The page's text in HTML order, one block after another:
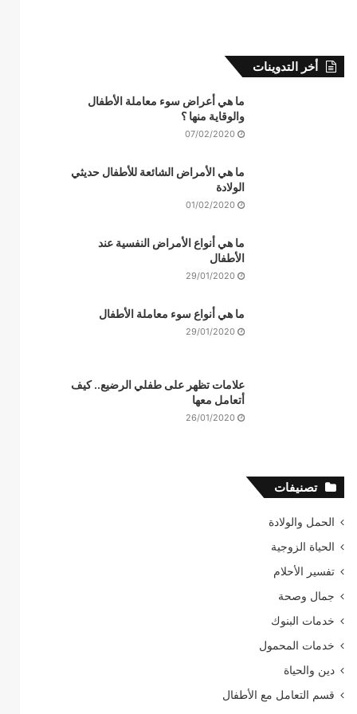
أخر التدوينات
ما هي أعراض سوء معاملة الأطفال
والوقاية منها ؟
07/02/2020
ما هي الأمراض الشائعة للأطفال حديثي
الولادة
01/02/2020
ما هي أنواع الأمراض النفسية عند
الأطفال
29/01/2020
ما هي أنواع سوء معاملة الأطفال
29/01/2020
علامات تظهر على طفلي الرضيع.. كيف
أتعامل معها
26/01/2020
تصنيفات
الحمل والولادة
الحياة الزوجية
تفسير الأحلام
جمال وصحة
خدمات البنوك
خدمات المحمول
دين والحياة
قسم التعامل مع الأطفال